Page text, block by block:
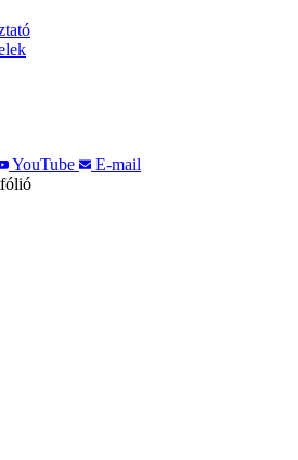
YouTube
E-mail